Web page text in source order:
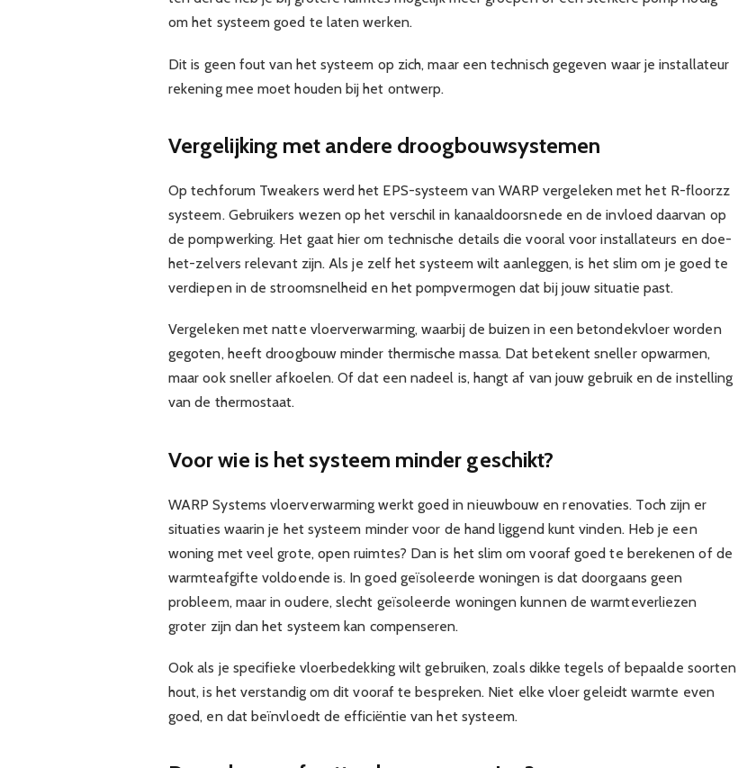
om het systeem goed te laten werken.
Dit is geen fout van het systeem op zich, maar een technisch gegeven waar je installateur
rekening mee moet houden bij het ontwerp.
Vergelijking met andere droogbouwsystemen
Op techforum Tweakers werd het EPS-systeem van WARP vergeleken met het R-floorzz
systeem. Gebruikers wezen op het verschil in kanaaldoorsnede en de invloed daarvan op
de pompwerking. Het gaat hier om technische details die vooral voor installateurs en doe-
het-zelvers relevant zijn. Als je zelf het systeem wilt aanleggen, is het slim om je goed te
verdiepen in de stroomsnelheid en het pompvermogen dat bij jouw situatie past.
Vergeleken met natte vloerverwarming, waarbij de buizen in een betondekvloer worden
gegoten, heeft droogbouw minder thermische massa. Dat betekent sneller opwarmen,
maar ook sneller afkoelen. Of dat een nadeel is, hangt af van jouw gebruik en de instelling
van de thermostaat.
Voor wie is het systeem minder geschikt?
WARP Systems vloerverwarming werkt goed in nieuwbouw en renovaties. Toch zijn er
situaties waarin je het systeem minder voor de hand liggend kunt vinden. Heb je een
woning met veel grote, open ruimtes? Dan is het slim om vooraf goed te berekenen of de
warmteafgifte voldoende is. In goed geïsoleerde woningen is dat doorgaans geen
probleem, maar in oudere, slecht geïsoleerde woningen kunnen de warmteverliezen
groter zijn dan het systeem kan compenseren.
Ook als je specifieke vloerbedekking wilt gebruiken, zoals dikke tegels of bepaalde soorten
hout, is het verstandig om dit vooraf te bespreken. Niet elke vloer geleidt warmte even
goed, en dat beïnvloedt de efficiëntie van het systeem.